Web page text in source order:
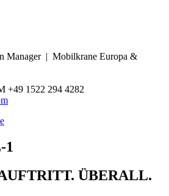
Manager | Mobilkrane Europa &
+49 1522 294 4282
1
ÜBERALL.